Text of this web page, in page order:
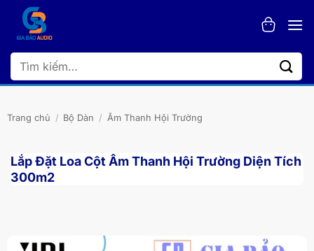
dung
Tìm
kiếm:
Trang chủ / Bộ Dàn / Âm Thanh Hội Trường
Lắp Đặt Loa Cột Âm Thanh Hội Trường Diện Tích
300m2